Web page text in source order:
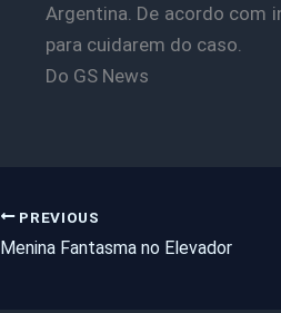
Argentina. De acordo com
para cuidarem do caso.
Do GS News
PREVIOUS
Menina Fantasma no Elevador